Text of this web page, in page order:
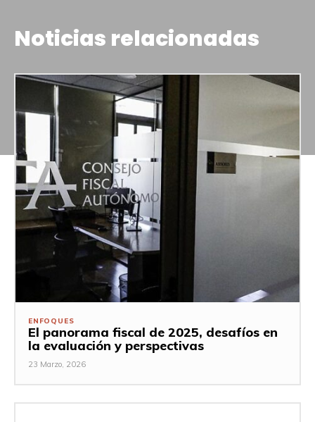
Noticias relacionadas
ENFOQUES
El panorama fiscal de 2025, desafíos en
la evaluación y perspectivas
23 Marzo, 2026